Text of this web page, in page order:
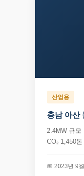
산업용
충남 아산
2.4MW 규모
CO₂ 1,450
📅 2023년 9